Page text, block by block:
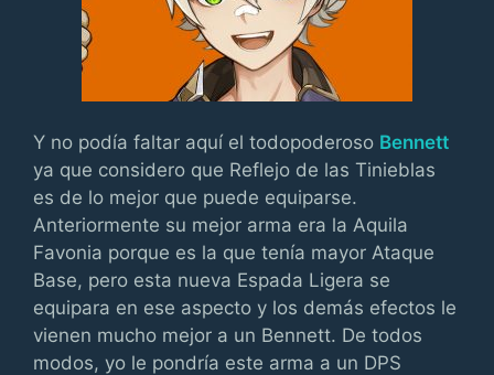
Y no podía faltar aquí el todopoderoso Bennett
ya que considero que Reflejo de las Tinieblas
es de lo mejor que puede equiparse.
Anteriormente su mejor arma era la Aquila
Favonia porque es la que tenía mayor Ataque
Base, pero esta nueva Espada Ligera se
equipara en ese aspecto y los demás efectos le
vienen mucho mejor a un Bennett. De todos
modos, yo le pondría este arma a un DPS